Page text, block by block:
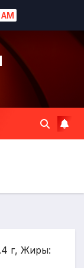
г, Жиры: